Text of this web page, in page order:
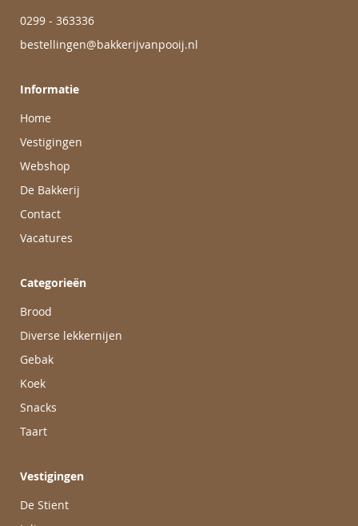
0299 - 363336
bestellingen@bakkerijvanpooij.nl
Informatie
Home
Vestigingen
Webshop
De Bakkerij
Contact
Vacatures
Categorieën
Brood
Diverse lekkernijen
Gebak
Koek
Snacks
Taart
Vestigingen
De Stient